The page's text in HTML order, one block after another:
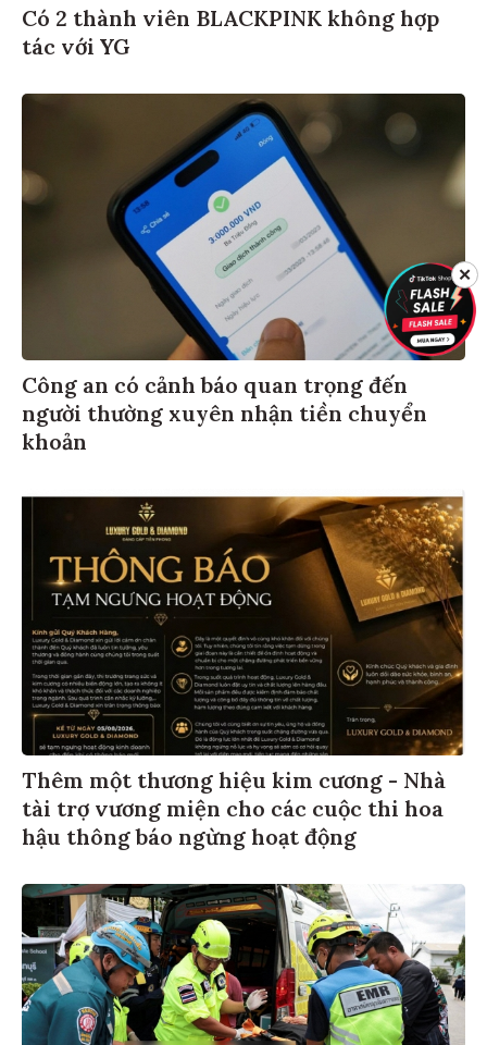
Có 2 thành viên BLACKPINK không hợp
tác với YG
Công an có cảnh báo quan trọng đến
người thường xuyên nhận tiền chuyển
khoản
Thêm một thương hiệu kim cương - Nhà
tài trợ vương miện cho các cuộc thi hoa
hậu thông báo ngừng hoạt động
✕